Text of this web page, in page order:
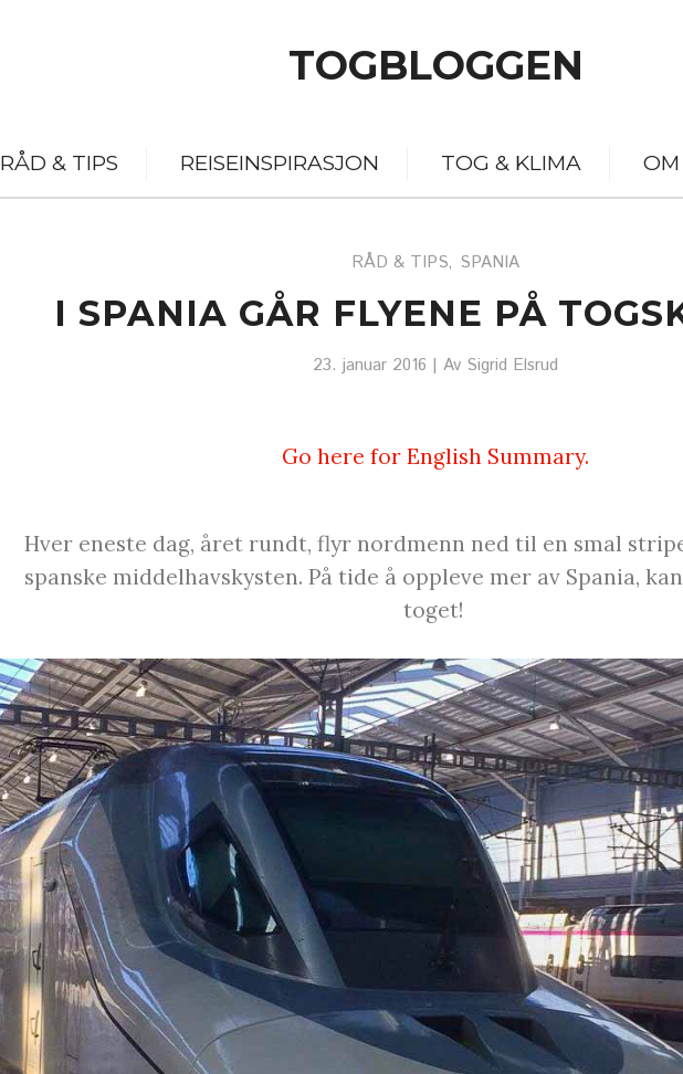
TOGBLOGGEN
RÅD & TIPS REISEINSPIRASJON TOG & KLIMA OM
RÅD & TIPS, SPANIA
I SPANIA GÅR FLYENE PÅ
23. januar 2016 | Av Sigrid Elsrud
Go here for English Summary.
Hver eneste dag, året rundt, flyr nordmenn ned til en smal
spanske middelhavskysten. På tide å oppleve mer av Spania,
toget!